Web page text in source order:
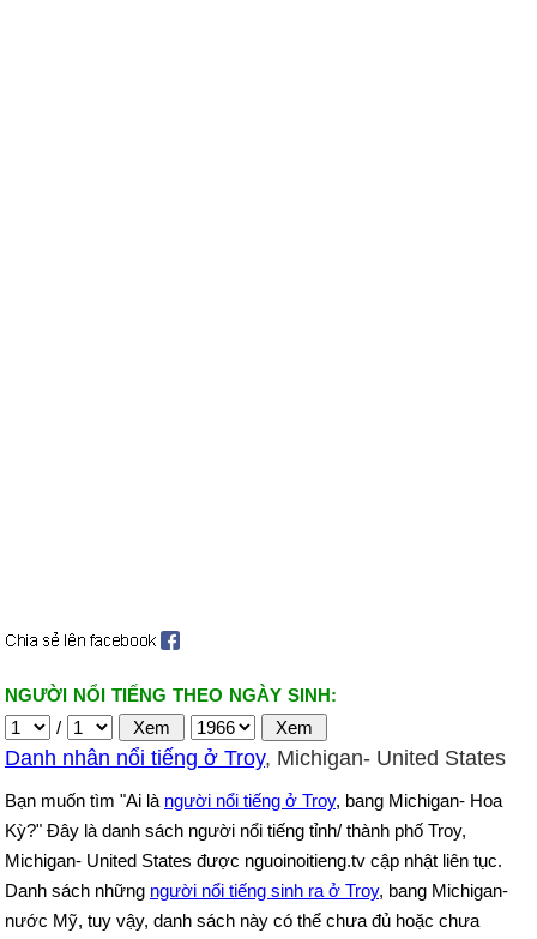
NGƯỜI NỔI TIẾNG THEO NGÀY SINH:
/
Danh nhân nổi tiếng ở Troy, Michigan- United States
Bạn muốn tìm "Ai là người nổi tiếng ở Troy, bang Michigan- Hoa
Kỳ?" Đây là danh sách người nổi tiếng tỉnh/ thành phố Troy,
Michigan- United States được nguoinoitieng.tv cập nhật liên tục.
Danh sách những người nổi tiếng sinh ra ở Troy, bang Michigan-
nước Mỹ, tuy vậy, danh sách này có thể chưa đủ hoặc chưa